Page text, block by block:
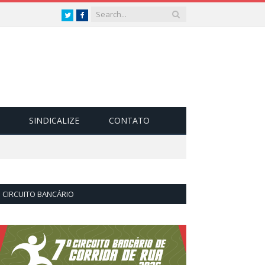
TwitterFacebook
SINDICALIZE CONTATO
CIRCUITO BANCÁRIO